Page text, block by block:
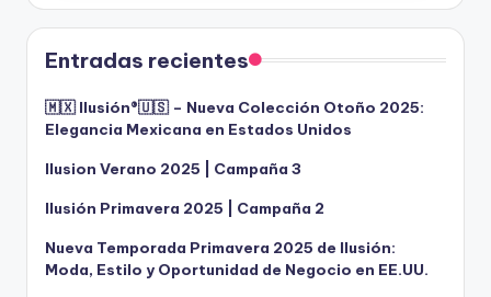
Entradas recientes
🇲🇽 Ilusión®️🇺🇸 – Nueva Colección Otoño 2025:
Elegancia Mexicana en Estados Unidos
Ilusion Verano 2025 | Campaña 3
Ilusión Primavera 2025 | Campaña 2
Nueva Temporada Primavera 2025 de Ilusión:
Moda, Estilo y Oportunidad de Negocio en EE.UU.